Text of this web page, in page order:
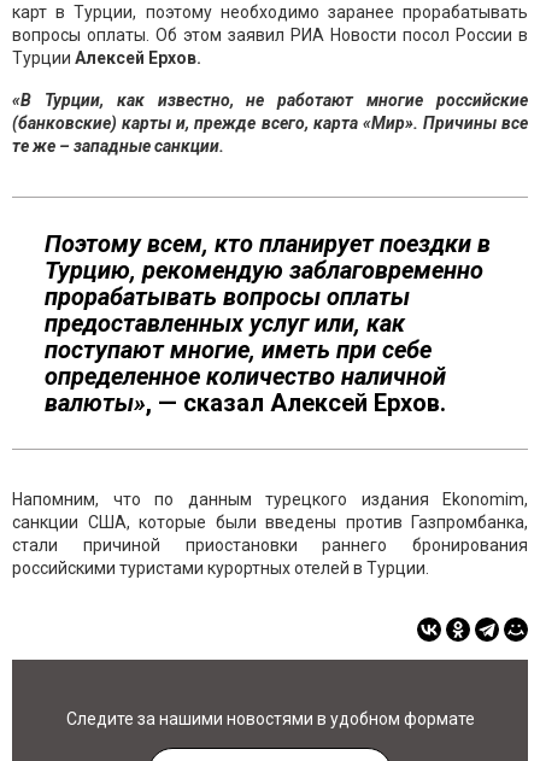
карт в Турции, поэтому необходимо заранее прорабатывать
вопросы оплаты. Об этом заявил РИА Новости посол России в
Турции Алексей Ерхов.
«В Турции, как известно, не работают многие российские
(банковские) карты и, прежде всего, карта «Мир». Причины все
те же – западные санкции.
Поэтому всем, кто планирует поездки в
Турцию, рекомендую заблаговременно
прорабатывать вопросы оплаты
предоставленных услуг или, как
поступают многие, иметь при себе
определенное количество наличной
валюты», — сказал Алексей Ерхов.
Напомним, что по данным турецкого издания Ekonomim,
санкции США, которые были введены против Газпромбанка,
стали причиной приостановки раннего бронирования
российскими туристами курортных отелей в Турции.
Следите за нашими новостями в удобном формате